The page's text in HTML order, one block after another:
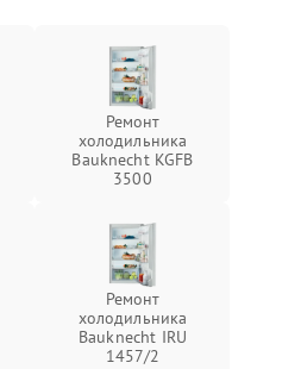
Ремонт
холодильника
Bauknecht KGFB
3500
Ремонт
холодильника
Bauknecht IRU
1457/2